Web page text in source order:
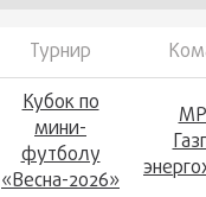
Турнир
Кубок по
мини-
футболу
«Весна-2026»